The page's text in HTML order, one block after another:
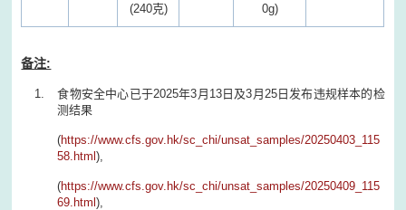
(240克)
0g)
备注:
食物安全中心已于2025年3月13日及3月25日发布违规样本的检
测结果
(https://www.cfs.gov.hk/sc_chi/unsat_samples/20250403_115
58.html),
(https://www.cfs.gov.hk/sc_chi/unsat_samples/20250409_115
69.html),